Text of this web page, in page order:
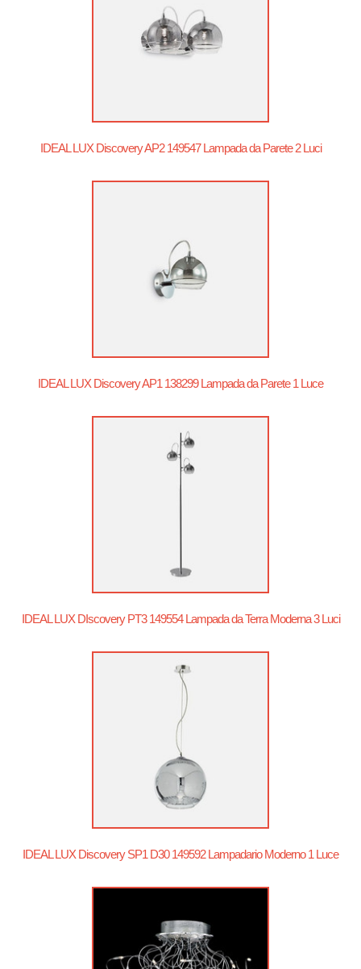
IDEAL LUX Discovery AP2 149547 Lampada da Parete 2 Luci
IDEAL LUX Discovery AP1 138299 Lampada da Parete 1 Luce
IDEAL LUX DIscovery PT3 149554 Lampada da Terra Moderna 3 Luci
IDEAL LUX Discovery SP1 D30 149592 Lampadario Moderno 1 Luce